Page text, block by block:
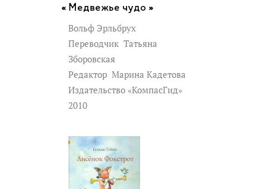
Медвежье чудо »
Вольф Эрльбрух
Переводчик Татьяна
Зборовская
Редактор Марина Кадетова
Издательство «КомпасГид»
2010